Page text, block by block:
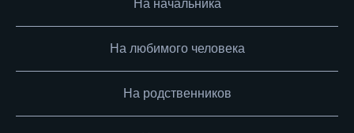
На начальника
На любимого человека
На родственников